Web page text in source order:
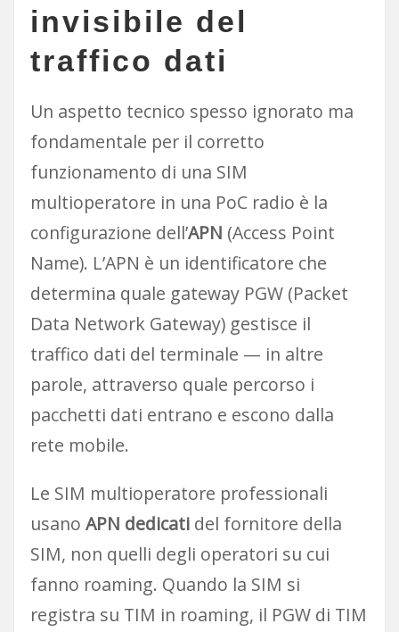
invisibile del
traffico dati
Un aspetto tecnico spesso ignorato ma
fondamentale per il corretto
funzionamento di una SIM
multioperatore in una PoC radio è la
configurazione dell’APN (Access Point
Name). L’APN è un identificatore che
determina quale gateway PGW (Packet
Data Network Gateway) gestisce il
traffico dati del terminale — in altre
parole, attraverso quale percorso i
pacchetti dati entrano e escono dalla
rete mobile.
Le SIM multioperatore professionali
usano APN dedicatidel fornitore della
SIM, non quelli degli operatori su cui
fanno roaming. Quando la SIM si
registra su TIM in roaming, il PGW di TIM